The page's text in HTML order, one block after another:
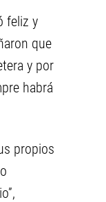
feliz y
que
y por
habrá
propios